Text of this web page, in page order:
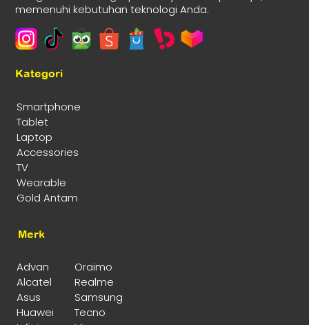
memenuhi kebutuhan teknologi Anda.
Kategori
Smartphone
Tablet
Laptop
Accessories
TV
Wearable
Gold Antam
Merk
Advan
Oraimo
Alcatel
Realme
Asus
Samsung
Huawei
Tecno